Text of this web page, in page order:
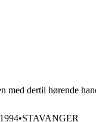
med dertil hørende
1994•STAVANGER